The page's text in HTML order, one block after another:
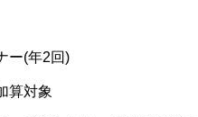
ー(年2回)
算対象